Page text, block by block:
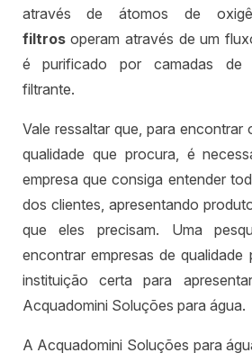
através de átomos de
filtrosoperam através de um
é purificado por camadas de
filtrante.
Vale ressaltar que, para encontrar
qualidade que procura, é
empresa que consiga entender
dos clientes, apresentando
que eles precisam. Uma
encontrar empresas de qualidade
instituição certa para
Acquadomini Soluções para água.
A Acquadomini Soluções para